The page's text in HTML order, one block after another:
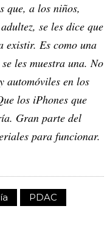
que, a los niños,
se les dice que
existir. Es como una
les muestra una. No
automóviles en los
los iPhones que
Gran parte del
para funcionar.
PDAC